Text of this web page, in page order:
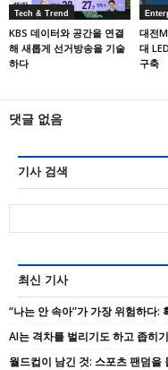
Tech & Trend
KBS 데이터와 공간을 연결
해 새롭게 선거방송을 기술
하다
대전
대
구축
댓글 없음
기사 검색
최신 기사
“나는 안 속아”가 가장 위험하다:
AI는 격차를 벌리기도 하고 좁히
월드컵이 남긴 것: 스포츠 팬덤을